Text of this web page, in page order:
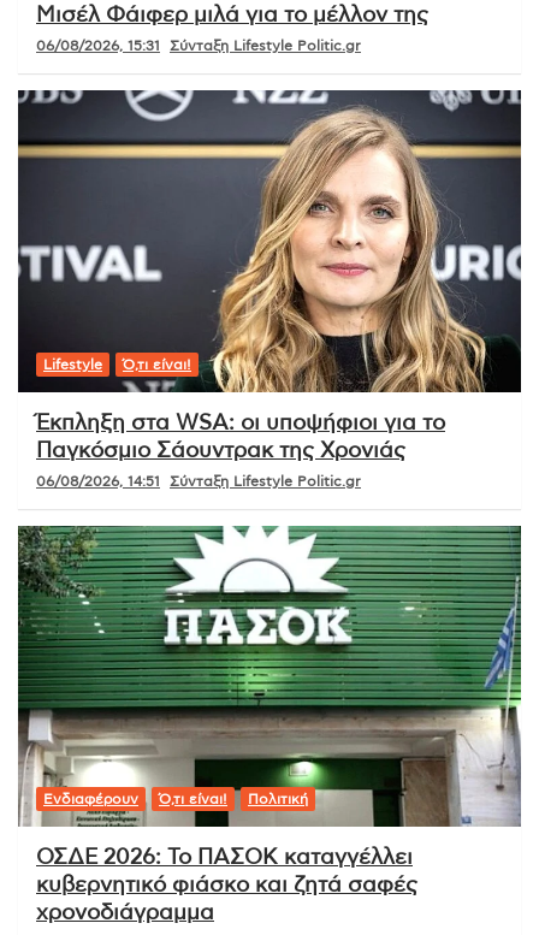
Μισέλ Φάιφερ μιλά για το μέλλον της
06/08/2026, 15:31 Σύνταξη Lifestyle Politic.gr
Lifestyle Ό,τι είναι!
Έκπληξη στα WSA: οι υποψήφιοι για το
Παγκόσμιο Σάουντρακ της Χρονιάς
06/08/2026, 14:51 Σύνταξη Lifestyle Politic.gr
Ενδιαφέρουν Ό,τι είναι! Πολιτική
ΟΣΔΕ 2026: Το ΠΑΣΟΚ καταγγέλλει
κυβερνητικό φιάσκο και ζητά σαφές
χρονοδιάγραμμα